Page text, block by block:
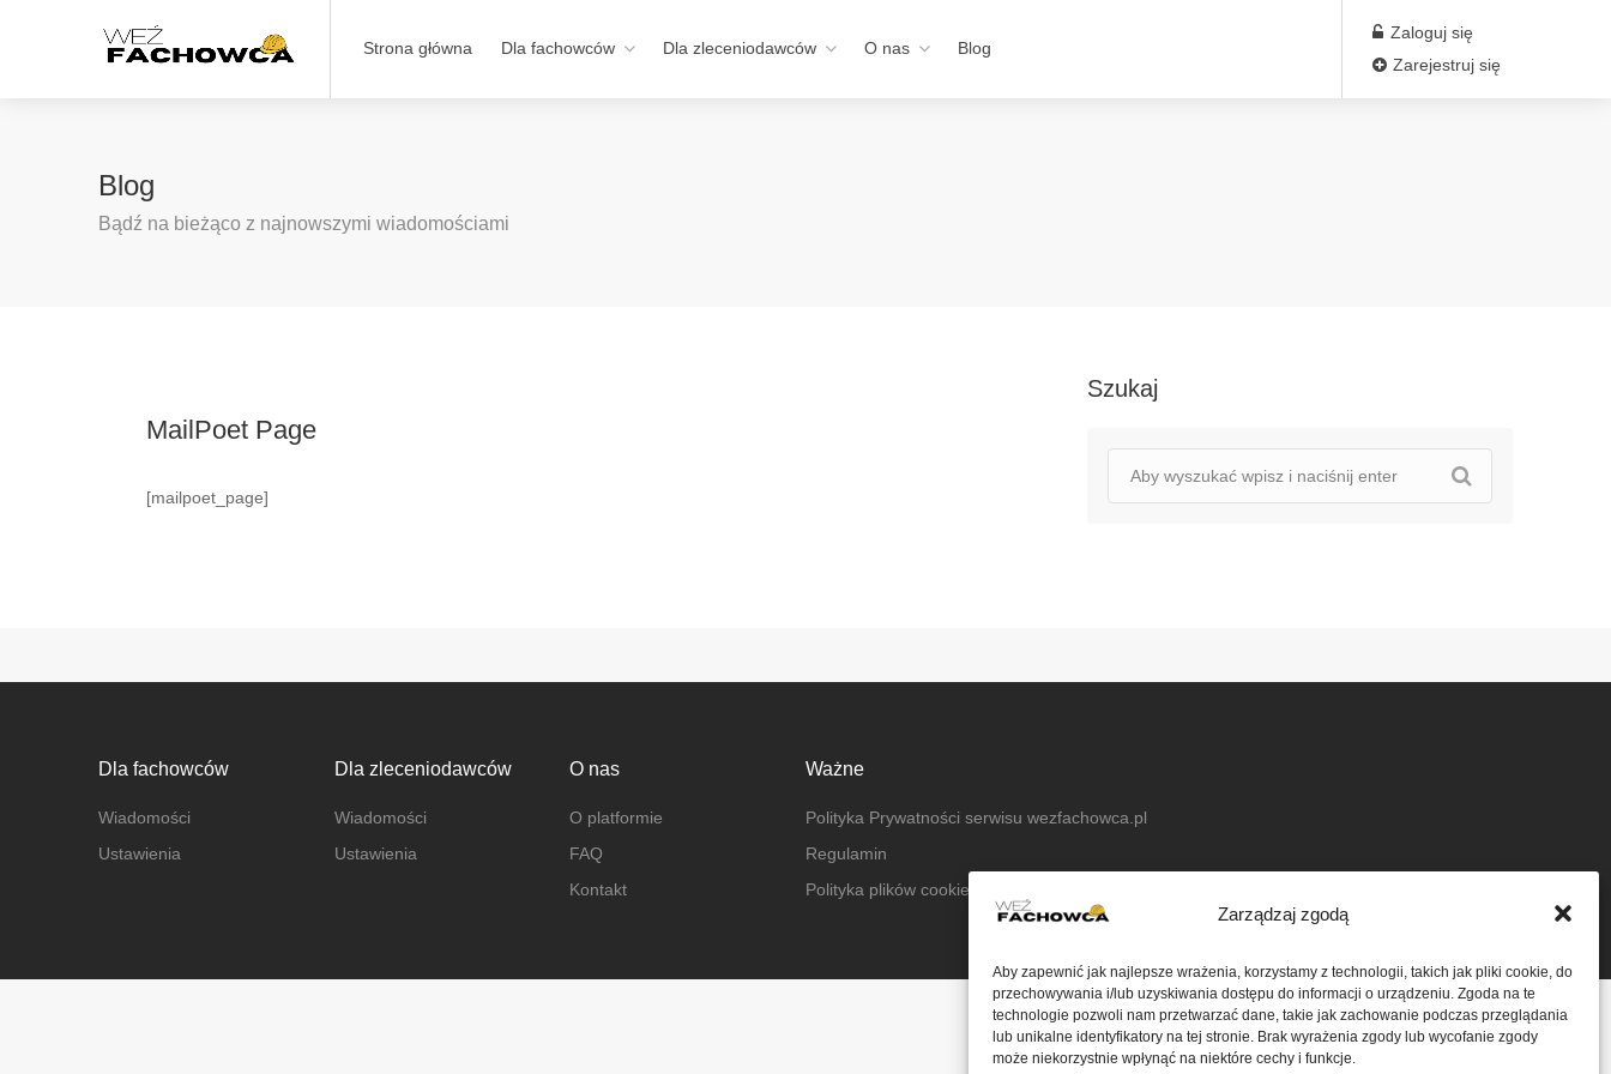
Zarządzaj zgodą
Aby zapewnić jak najlepsze wrażenia, korzystamy z technologii, takich jak pliki cookie, do
przechowywania i/lub uzyskiwania dostępu do informacji o urządzeniu. Zgoda na te
technologie pozwoli nam przetwarzać dane, takie jak zachowanie podczas przeglądania
lub unikalne identyfikatory na tej stronie. Brak wyrażenia zgody lub wycofanie zgody
może niekorzystnie wpłynąć na niektóre cechy i funkcje.
Strona główna Dla fachowców Dla zleceniodawców O nas Blog
Zaloguj się
Zarejestruj się
Blog
Bądź na bieżąco z najnowszymi wiadomościami
MailPoet Page
[mailpoet_page]
Szukaj
Dla fachowców
Wiadomości
Ustawienia
Dla zleceniodawców
Wiadomości
Ustawienia
O nas
O platformie
FAQ
Kontakt
Ważne
Polityka Prywatności serwisu wezfachowca.pl
Regulamin
Polityka plików cookies